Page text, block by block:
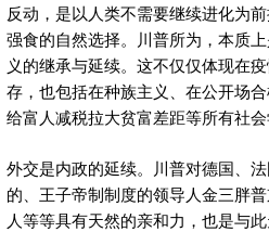
反动，是以人类不需要继续进化为
强食的自然选择。川普所为，本质
义的继承与延续。这不仅仅体现在
存，也包括在种族主义、在公开场
给富人减税拉大贫富差距等所有社会
外交是内政的延续。川普对德国、
的、王子帝制制度的领导人金三胖
人等等具有天然的亲和力，也是与